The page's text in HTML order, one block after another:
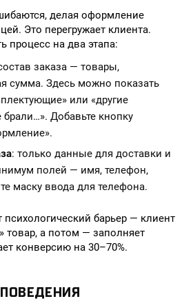
делая оформление
Это перегружает клиента.
процесс на два этапа:
заказа — товары,
сумма. Здесь можно показать
или «другие
брали…». Добавьте кнопку
: только данные для доставки и
полей — имя, телефон,
маску ввода для телефона.
психологический барьер — клиент
товар, а потом — заполняет
конверсию на 30–70%.